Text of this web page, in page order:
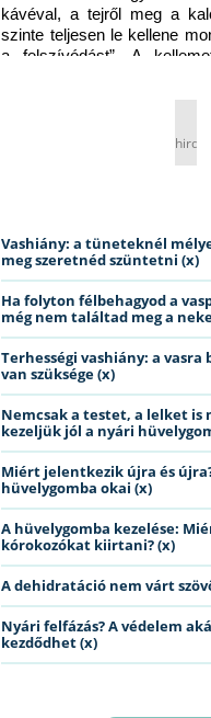
kávéval, a tejről meg a
szinte teljesen le kellene
a felszívódást”. A
Vashiány: a tüneteknél
meg szeretnéd szüntetni (x)
Ha folyton félbehagyod a
még nem találtad meg a
Terhességi vashiány: a
van szüksége (x)
Nemcsak a testet, a lelket is
kezeljük jól a nyári
Miért jelentkezik újra és
hüvelygomba okai (x)
A hüvelygomba kezelése:
kórokozókat kiirtani? (x)
A dehidratáció nem várt
Nyári felfázás? A védelem
kezdődhet (x)